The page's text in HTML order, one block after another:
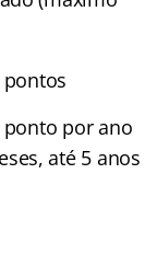
por ano
até 5 anos